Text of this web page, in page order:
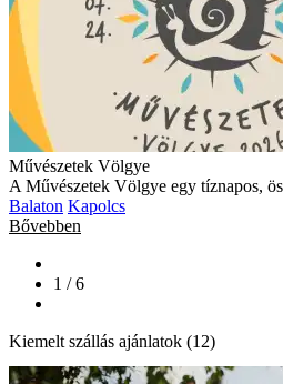
Művészetek Völgye
A Művészetek Völgye egy tíznapos,
Balaton Kapolcs
Bővebben
1 / 6
Kiemelt szállás ajánlatok (12)